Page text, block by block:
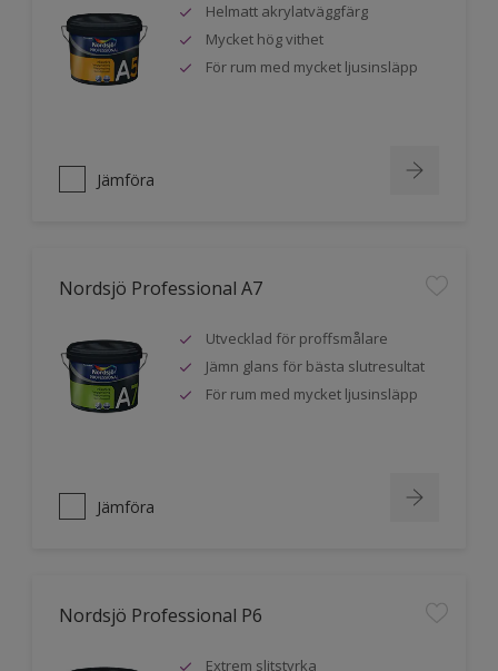
Helmatt akrylatväggfärg
Mycket hög vithet
För rum med mycket ljusinsläpp
Jämföra
Nordsjö Professional A7
Utvecklad för proffsmålare
Jämn glans för bästa slutresultat
För rum med mycket ljusinsläpp
Jämföra
Nordsjö Professional P6
Extrem slitstyrka